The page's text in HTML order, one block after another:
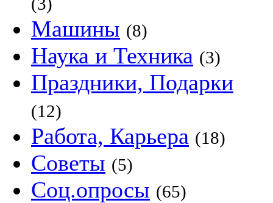
Машины (8)
Наука и Техника (3)
Праздники, Подарки
(12)
Работа, Карьера (18)
Советы (5)
Соц.опросы (65)